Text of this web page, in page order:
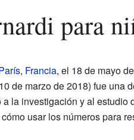
para
, Francia, el 18 de mayo
de marzo de 2018) fue una
la investigación y al estudio
usar los números para